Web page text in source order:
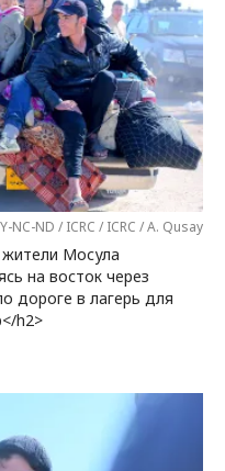
NC-ND / ICRC / ICRC / A. Qusay
Мосула
на восток через
дороге в лагерь для
h2>